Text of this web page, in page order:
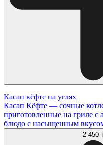
Касап кёфте на углях
Касап Кёфте — сочные
приготовленные на гриле
блюдо с насыщенным
2 450 ₸